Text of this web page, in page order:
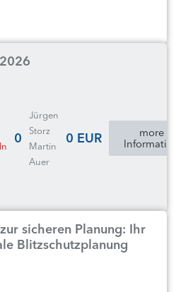
0
Jürgen
Storz
Martin
Auer
0 EUR
more
sicheren Planung: Ihr
Blitzschutzplanung